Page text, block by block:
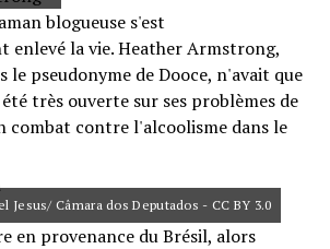
blogueuse s'est
enlevé la vie. Heather Armstrong,
le pseudonyme de Dooce, n'avait que
très ouverte sur ses problèmes de
combat contre l'alcoolisme dans le
Jesus/ Câmara dos Deputados - CC BY 3.0
en provenance du Brésil, alors